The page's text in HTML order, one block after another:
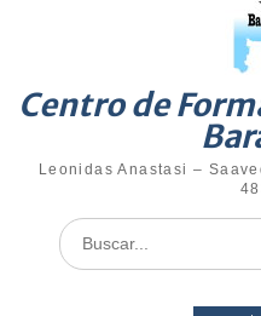
Centro de
Leonidas Anastasi –
Buscar: